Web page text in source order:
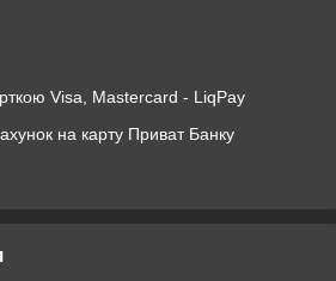
Visa, Mastercard - LiqPay
на карту Приват Банку